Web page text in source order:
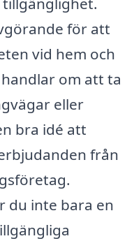
för att
vid hem och
om att ta
eller
bra idé att
från
du inte bara en